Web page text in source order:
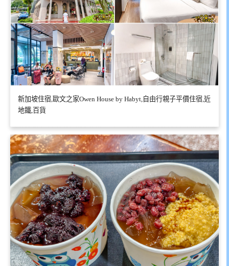
新加坡住宿,歐文之家Owen House by Habyt,自由行親子平價住宿,近
地鐵,百貨